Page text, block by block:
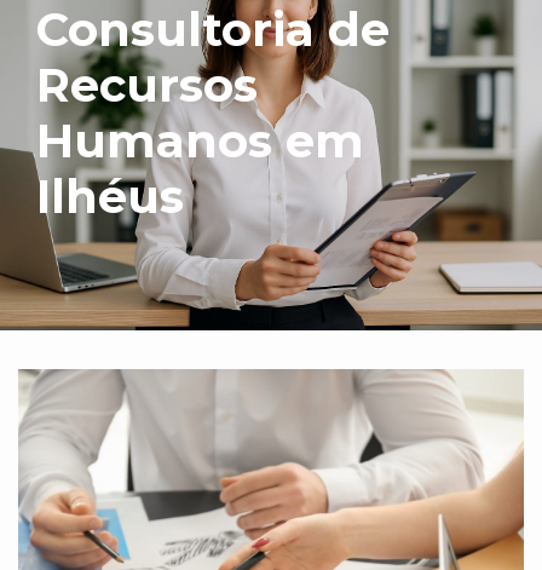
Consultoria de
Recursos
Humanos em
Ilhéus